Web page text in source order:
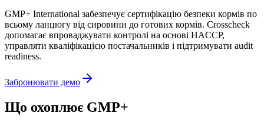
GMP+ International забезпечує сертифікацію безпеки кормів по
всьому ланцюгу від сировини до готових кормів. Crosscheck
допомагає впроваджувати контролі на основі HACCP,
управляти кваліфікацією постачальників і підтримувати audit
readiness.
Забронювати демо
Що охоплює GMP+